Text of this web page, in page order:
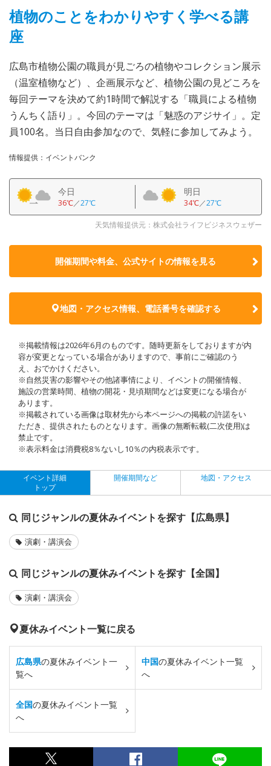
植物のことをわかりやすく学べる講
座
広島市植物公園の職員が見ごろの植物やコレクション展示
（温室植物など）、企画展示など、植物公園の見どころを
毎回テーマを決めて約1時間で解説する「職員による植物
うんちく語り」。今回のテーマは「魅惑のアジサイ」。定
員100名。当日自由参加なので、気軽に参加してみよう。
情報提供：イベントバンク
今日
36℃／27℃
明日
34℃／27℃
天気情報提供元：株式会社ライフビジネスウェザー
開催期間や料金、公式サイトの情報を見る
地図・アクセス情報、電話番号を確認する
※掲載情報は2026年6月のものです。随時更新をしておりますが内
容が変更となっている場合がありますので、事前にご確認のう
え、おでかけください。
※自然災害の影響やその他諸事情により、イベントの開催情報、
施設の営業時間、植物の開花・見頃期間などは変更になる場合が
あります。
※掲載されている画像は取材先から本ページへの掲載の許諾をい
ただき、提供されたものとなります。画像の無断転載(二次使用)は
禁止です。
※表示料金は消費税8％ないし10％の内税表示です。
イベント詳細
トップ
開催期間など 地図・アクセス
同じジャンルの夏休みイベントを探す【広島県】
演劇・講演会
同じジャンルの夏休みイベントを探す【全国】
演劇・講演会
夏休みイベント一覧に戻る
広島県の夏休みイベント一
覧へ
中国の夏休みイベント一覧
へ
全国の夏休みイベント一覧
へ